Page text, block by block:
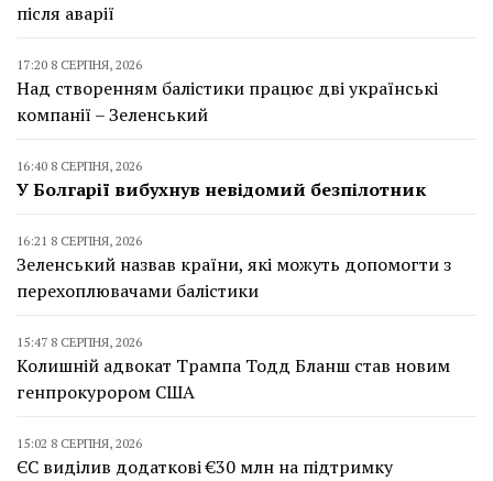
після аварії
17:20 8 СЕРПНЯ, 2026
Над створенням балістики працює дві українські
компанії – Зеленський
16:40 8 СЕРПНЯ, 2026
У Болгарії вибухнув невідомий безпілотник
16:21 8 СЕРПНЯ, 2026
Зеленський назвав країни, які можуть допомогти з
перехоплювачами балістики
15:47 8 СЕРПНЯ, 2026
Колишній адвокат Трампа Тодд Бланш став новим
генпрокурором США
15:02 8 СЕРПНЯ, 2026
ЄС виділив додаткові €30 млн на підтримку